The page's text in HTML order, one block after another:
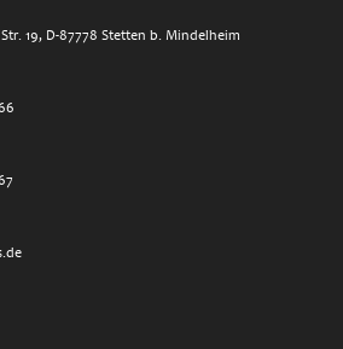
19, D-87778 Stetten b. Mindelheim
Opens